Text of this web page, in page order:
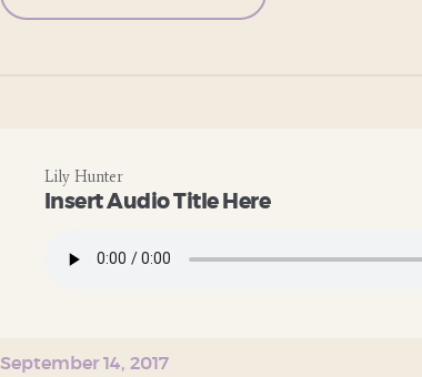
Lily Hunter
Insert Audio Title Here
September 14, 2017